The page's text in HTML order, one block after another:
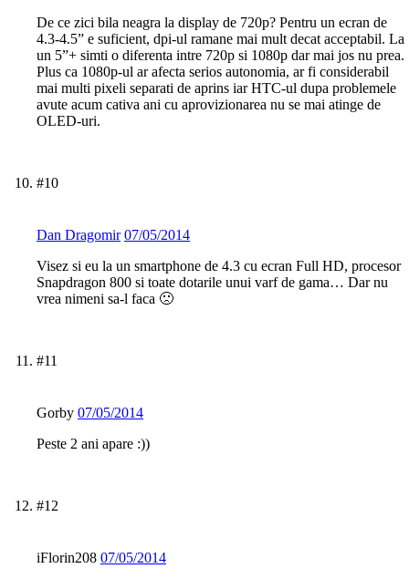
De ce zici bila neagra la display de 720p? Pentru un ecran de
4.3-4.5” e suficient, dpi-ul ramane mai mult decat acceptabil. La
un 5”+ simti o diferenta intre 720p si 1080p dar mai jos nu prea.
Plus ca 1080p-ul ar afecta serios autonomia, ar fi considerabil
mai multi pixeli separati de aprins iar HTC-ul dupa problemele
avute acum cativa ani cu aprovizionarea nu se mai atinge de
OLED-uri.
#10
Dan Dragomir 07/05/2014
Visez si eu la un smartphone de 4.3 cu ecran Full HD, procesor
Snapdragon 800 si toate dotarile unui varf de gama… Dar nu
vrea nimeni sa-l faca 🙁
#11
Gorby 07/05/2014
Peste 2 ani apare :))
#12
iFlorin208 07/05/2014